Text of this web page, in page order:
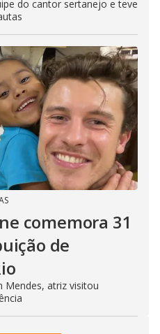
do cantor sertanejo e teve
comemora 31
de
Mendes, atriz visitou